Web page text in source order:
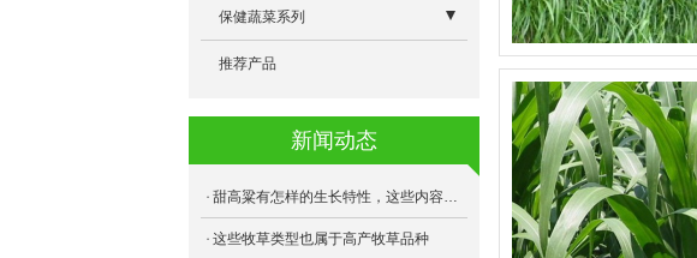
- 籽粒苋R104
- F75高丹草
- 健宝牧草
- 苏丹草
- 甜高粱
- 奥利维亚菊苣
- 多年生黑麦草
- 天香速生草
- 金皇后苜蓿
- 三得利苜蓿
- 早熟禾
- 驱蚊草
- 跳舞草
保健蔬菜系列
- 芽球菊苣
推荐产品
新闻动态
甜高粱有怎样的生长特性，这些内容要了解
这些牧草类型也属于高产牧草品种